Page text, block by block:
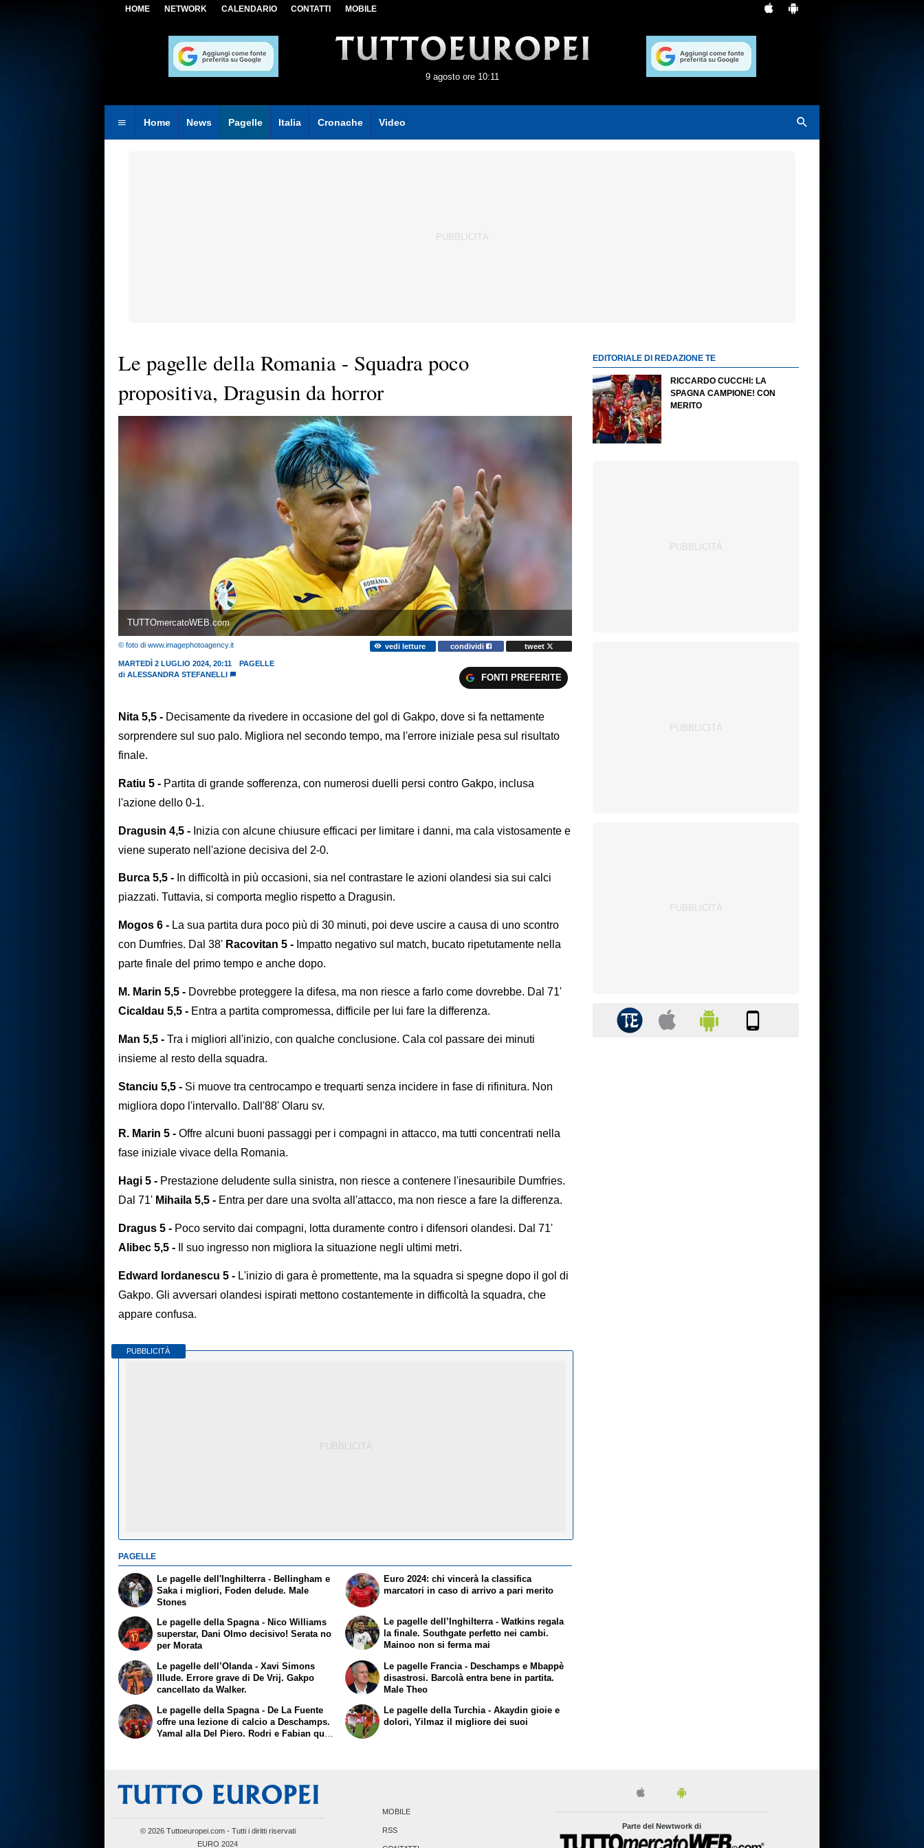
HOME NETWORK CALENDARIO CONTATTI MOBILE
9 agosto ore 10:11
Home News Pagelle Italia Cronache Video
Le pagelle della Romania - Squadra poco
propositiva, Dragusin da horror
TUTTOmercatoWEB.com
© foto di www.imagephotoagency.it vedi letture condividi tweet
MARTEDÌ 2 LUGLIO 2024, 20:11
PAGELLE
di ALESSANDRA STEFANELLI FONTI PREFERITE
Nita 5,5 - Decisamente da rivedere in occasione del gol di Gakpo, dove si fa nettamente
sorprendere sul suo palo. Migliora nel secondo tempo, ma l'errore iniziale pesa sul risultato
finale.
Ratiu 5 - Partita di grande sofferenza, con numerosi duelli persi contro Gakpo, inclusa
l'azione dello 0-1.
Dragusin 4,5 - Inizia con alcune chiusure efficaci per limitare i danni, ma cala vistosamente e
viene superato nell'azione decisiva del 2-0.
Burca 5,5 - In difficoltà in più occasioni, sia nel contrastare le azioni olandesi sia sui calci
piazzati. Tuttavia, si comporta meglio rispetto a Dragusin.
Mogos 6 - La sua partita dura poco più di 30 minuti, poi deve uscire a causa di uno scontro
con Dumfries. Dal 38' Racovitan 5 - Impatto negativo sul match, bucato ripetutamente nella
parte finale del primo tempo e anche dopo.
M. Marin 5,5 - Dovrebbe proteggere la difesa, ma non riesce a farlo come dovrebbe. Dal 71'
Cicaldau 5,5 - Entra a partita compromessa, difficile per lui fare la differenza.
Man 5,5 - Tra i migliori all'inizio, con qualche conclusione. Cala col passare dei minuti
insieme al resto della squadra.
Stanciu 5,5 - Si muove tra centrocampo e trequarti senza incidere in fase di rifinitura. Non
migliora dopo l'intervallo. Dall'88' Olaru sv.
R. Marin 5 - Offre alcuni buoni passaggi per i compagni in attacco, ma tutti concentrati nella
fase iniziale vivace della Romania.
Hagi 5 - Prestazione deludente sulla sinistra, non riesce a contenere l'inesauribile Dumfries.
Dal 71' Mihaila 5,5 - Entra per dare una svolta all'attacco, ma non riesce a fare la differenza.
Dragus 5 - Poco servito dai compagni, lotta duramente contro i difensori olandesi. Dal 71'
Alibec 5,5 - Il suo ingresso non migliora la situazione negli ultimi metri.
Edward Iordanescu 5 - L'inizio di gara è promettente, ma la squadra si spegne dopo il gol di
Gakpo. Gli avversari olandesi ispirati mettono costantemente in difficoltà la squadra, che
appare confusa.
PUBBLICITÀ
PAGELLE
Le pagelle dell'Inghilterra - Bellingham e
Saka i migliori, Foden delude. Male
Stones
Le pagelle della Spagna - Nico Williams
superstar, Dani Olmo decisivo! Serata no
per Morata
Euro 2024: chi vincerà la classifica
marcatori in caso di arrivo a pari merito
Le pagelle dell’Inghilterra - Watkins regala
la finale. Southgate perfetto nei cambi.
Mainoo non si ferma mai
Le pagelle dell’Olanda - Xavi Simons
Illude. Errore grave di De Vrij. Gakpo
cancellato da Walker.
Le pagelle della Spagna - De La Fuente
offre una lezione di calcio a Deschamps.
Yamal alla Del Piero. Rodri e Fabian quasi
Le pagelle Francia - Deschamps e Mbappè
disastrosi. Barcolà entra bene in partita.
Male Theo
Le pagelle della Turchia - Akaydin gioie e
dolori, Yilmaz il migliore dei suoi
EDITORIALE DI REDAZIONE TE
RICCARDO CUCCHI: LA
SPAGNA CAMPIONE! CON
MERITO
© 2026 Tuttoeuropei.com - Tutti i diritti riservati
EURO 2024
MOBILE
RSS
Parte del Newtwork di